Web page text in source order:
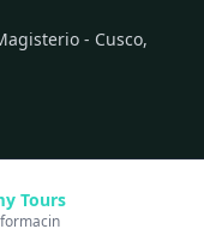
- Cusco,
Tours